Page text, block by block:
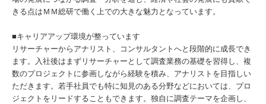
きる点はＭＭ総研で働く上での大きな魅力となっています。
■キャリアアップ環境が整っています
リサーチャーからアナリスト、コンサルタントへと段階的に成長でき
ます。入社後はまずリサーチャーとして調査業務の基礎を習得し、複
数のプロジェクトに参画しながら経験を積み、アナリストを目指しい
ただきます。若手社員でも特に知見のある分野などにおいては、プロ
ジェクトをリードすることもできます。独自に調査テーマを企画し、